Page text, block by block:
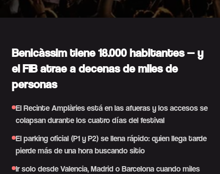
Benicàssim tiene 18.000 habitantes — y
el FIB atrae a decenas de miles de
personas
El Recinte Amplàries está en las afueras y los accesos se
colapsan durante los cuatro días del festival
El parking oficial (P1 y P2) se llena rápido: quien llega tarde
pierde más de una hora buscando sitio
Ir solo desde Valencia, Madrid o Barcelona cuando miles